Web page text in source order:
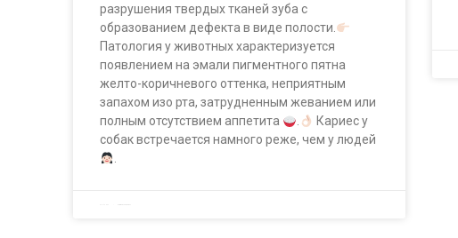
разрушения твердых тканей зуба с
образованием дефекта в виде полости.
Патология у животных характеризуется
появлением на эмали пигментного пятна
желто-коричневого оттенка, неприятным
запахом изо рта, затрудненным жеванием или
полным отсутствием аппетита
.
Кариес у
собак встречается намного реже, чем у людей
.